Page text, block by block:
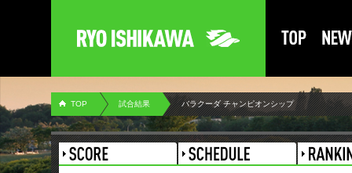
TOP 試合結果 バラクーダ チャンピオンシップ